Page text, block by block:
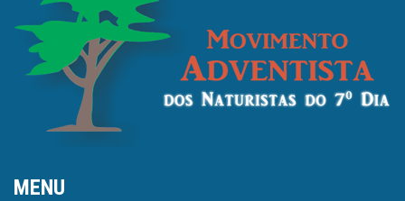
MENU